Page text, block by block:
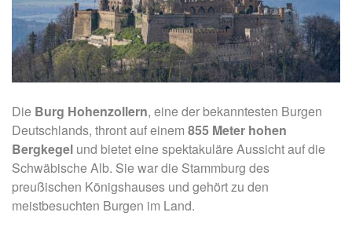
Die Burg Hohenzollern, eine der bekanntesten Burgen
Deutschlands, thront auf einem 855 Meter hohen
Bergkegel und bietet eine spektakuläre Aussicht auf die
Schwäbische Alb. Sie war die Stammburg des
preußischen Königshauses und gehört zu den
meistbesuchten Burgen im Land.